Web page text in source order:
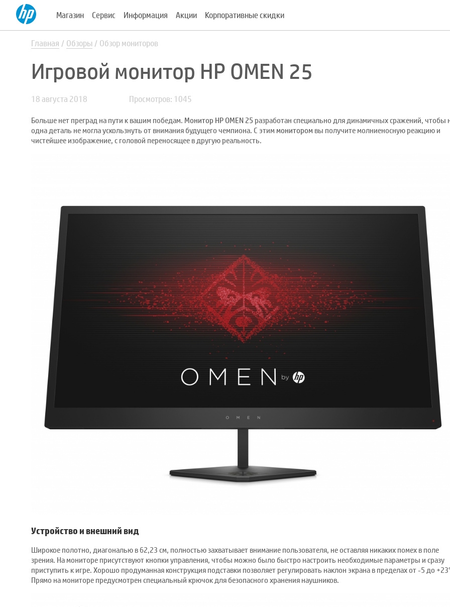
Магазин Сервис Информация Акции Корпоративные скидки
Главная Обзоры Обзор мониторов
Игровой монитор HP OMEN 25
18 августа 2018 Просмотров: 1045
Больше нет преград на пути к вашим победам. Монитор HP OMEN 25 разработан специально для динамичных сражений, чтобы
одна деталь не могла ускользнуть от внимания будущего чемпиона. С этим монитором вы получите молниеносную реакцию и
чистейшее изображение, с головой переносящее в другую реальность.
Устройство и внешний вид
Широкое полотно, диагональю в 62,23 см, полностью захватывает внимание пользователя, не оставляя никаких помех в поле
зрения. На мониторе присутствуют кнопки управления, чтобы можно было быстро настроить необходимые параметры и сразу
приступить к игре. Хорошо продуманная конструкция подставки позволяет регулировать наклон экрана в пределах от -5 до
Прямо на мониторе предусмотрен специальный крючок для безопасного хранения наушников.